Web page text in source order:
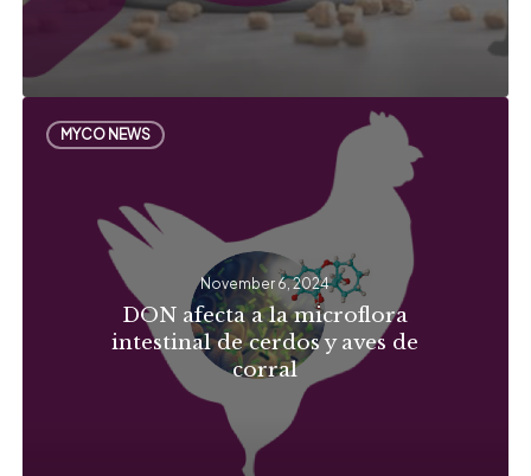
MYCO NEWS
microflora
intestinal
de
cerdos
aves
November 6, 2024
DON afecta a la microflora
intestinal de cerdos y aves de
corral